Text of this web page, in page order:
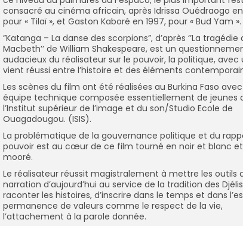
consacré au cinéma africain, après Idrissa Ouédraogo en
pour « Tilaï », et Gaston Kaboré en 1997, pour « Bud Yam ».
”Katanga – La danse des scorpions”, d’après ‘’La tragédie
Macbeth’’ de William Shakespeare, est un
audacieux du réalisateur sur le pouvoir, la politique,
vient réussi entre l’histoire et des éléments
Les scènes du film ont été réalisées au Burkina Faso
équipe technique composée essentiellement de jeunes
l’Institut supérieur de l’image et du son/Studio Ecole de
Ouagadougou. (ISIS).
La problématique de la gouvernance politique et du
pouvoir est au cœur de ce film tourné en noir et blanc
mooré.
Le réalisateur réussit magistralement à mettre les outils
narration d’aujourd’hui au service de la tradition des
raconter les histoires, d’inscrire dans le temps et dans
permanence de valeurs comme le respect de la vie,
l’attachement à la parole donnée.